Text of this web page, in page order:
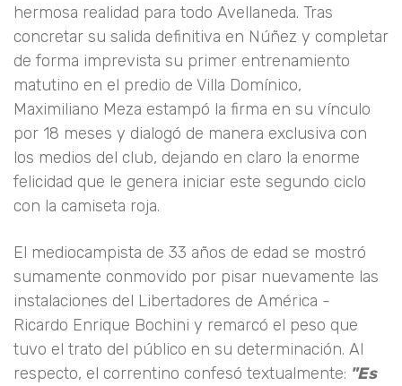
hermosa realidad para todo Avellaneda. Tras
concretar su salida definitiva en Núñez y completar
de forma imprevista su primer entrenamiento
matutino en el predio de Villa Domínico,
Maximiliano Meza estampó la firma en su vínculo
por 18 meses y dialogó de manera exclusiva con
los medios del club, dejando en claro la enorme
felicidad que le genera iniciar este segundo ciclo
con la camiseta roja.
El mediocampista de 33 años de edad se mostró
sumamente conmovido por pisar nuevamente las
instalaciones del Libertadores de América -
Ricardo Enrique Bochini y remarcó el peso que
tuvo el trato del público en su determinación. Al
respecto, el correntino confesó textualmente: "Es